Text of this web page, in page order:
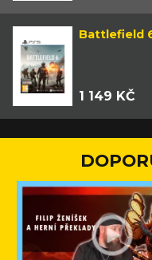
Battlefield
1 149 KČ